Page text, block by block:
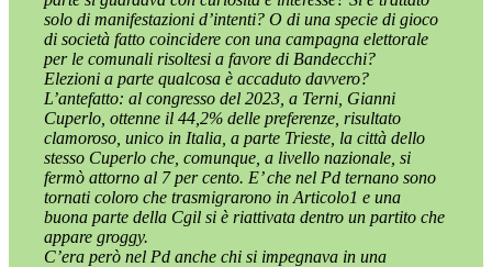
solo di manifestazioni d’intenti? O di una specie di gioco
di società fatto coincidere con una campagna elettorale
per le comunali risoltesi a favore di Bandecchi?
Elezioni a parte qualcosa è accaduto davvero?
L’antefatto: al congresso del 2023, a Terni, Gianni
Cuperlo, ottenne il 44,2% delle preferenze, risultato
clamoroso, unico in Italia, a parte Trieste, la città dello
stesso Cuperlo che, comunque, a livello nazionale, si
fermò attorno al 7 per cento. E’ che nel Pd ternano sono
tornati coloro che trasmigrarono in Articolo1 e una
buona parte della Cgil si è riattivata dentro un partito che
appare groggy.
C’era però nel Pd anche chi si impegnava in una